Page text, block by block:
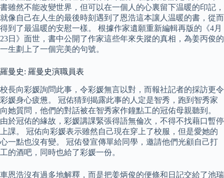
書雖然不能改變世界，但可以在一個人的心裏留下温暖的印記，
就像自己在人生的最後時刻遇到了恩浩這本讓人温暖的書，從而
得到了最温暖的安慰一樣。 根據作家遺願重新編輯再版的《4月
23日》面世，書中公開了作家這些年來失蹤的真相，為姜丙俊的
一生劃上了一個完美的句號。
羅曼史: 羅曼史演職員表
校長向彩媛詢問此事，令彩媛無言以對，而報社記者的採訪更令
彩媛身心疲憊。 冠佑猜到揭露此事的人定是智秀，跑到智秀家
向她質問，他們的對話被在智秀家作鐘點工的冠佑母親聽到。
由於冠佑的緣故，彩媛講課緊張得語無倫次，不得不找藉口暫停
上課。 冠佑向彩媛表示雖然自己現在穿上了校服，但是愛她的
心一點也沒有變。 冠佑發宣傳單給同學，邀請他們光顧自己打
工的酒吧，同時也給了彩媛一份。
車恩浩沒有過多地解釋，而是把姜炳俊的便條和日記交給了池瑞